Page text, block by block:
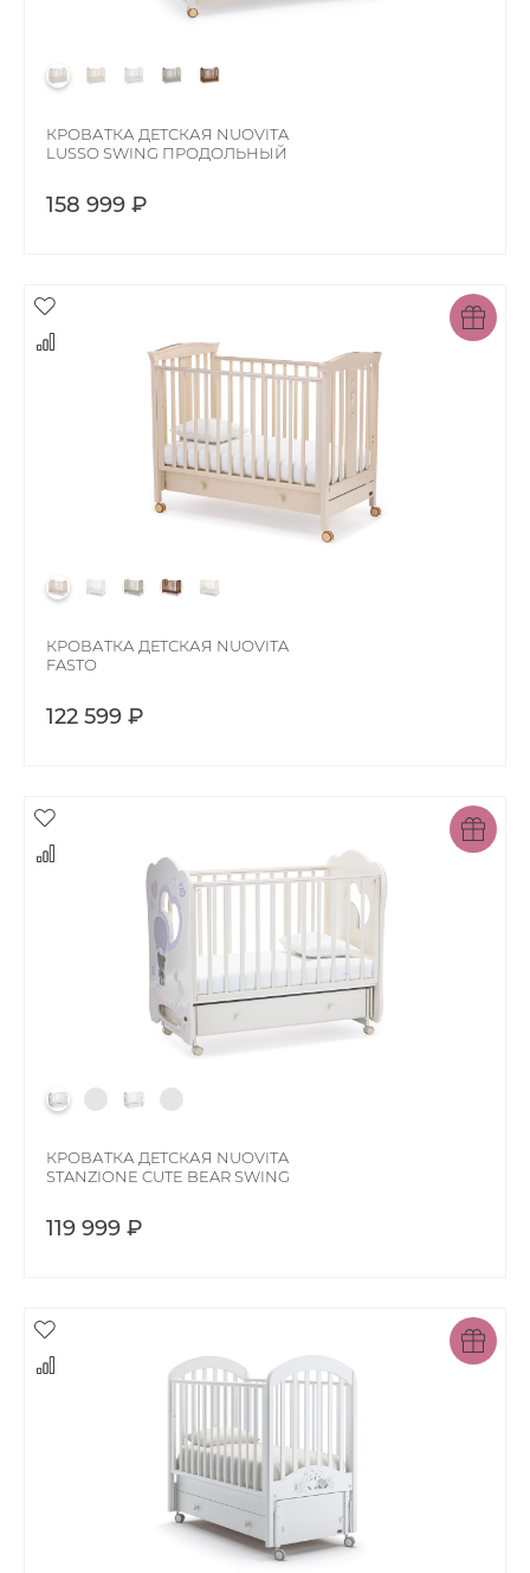
КРОВАТКА ДЕТСКАЯ NUOVITA
LUSSO SWING ПРОДОЛЬНЫЙ
158 999 ₽
КРОВАТКА ДЕТСКАЯ NUOVITA
FASTO
122 599 ₽
КРОВАТКА ДЕТСКАЯ NUOVITA
STANZIONE CUTE BEAR SWING
119 999 ₽